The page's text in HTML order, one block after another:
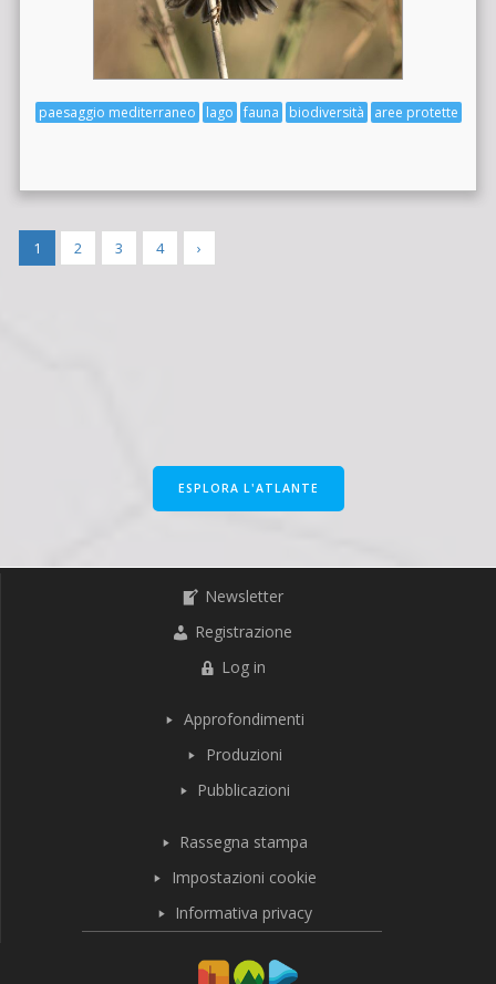
aree protette
biodiversità
fauna
lago
paesaggio mediterraneo
1 2 3 4 ›
ESPLORA L'ATLANTE
Newsletter
Registrazione
Log in
Approfondimenti
Produzioni
Pubblicazioni
Rassegna stampa
Impostazioni cookie
Informativa privacy